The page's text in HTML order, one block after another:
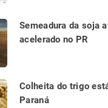
Semeadura da soja
acelerado no PR
Colheita do trigo
Paraná